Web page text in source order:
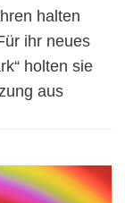
halten
ihr neues
holten sie
aus